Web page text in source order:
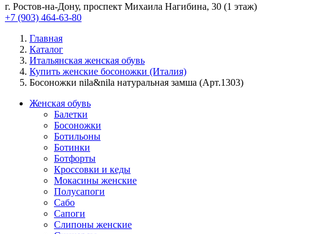
г. Ростов-на-Дону, проспект Михаила Нагибина, 30 (1 этаж)
+7 (903) 464-63-80
Главная
Каталог
Итальянская женская обувь
Купить женские босоножки (Италия)
Босоножки nila&nila натуральная замша (Арт.1303)
Женская обувь
Балетки
Босоножки
Ботильоны
Ботинки
Ботфорты
Кроссовки и кеды
Мокасины женские
Полусапоги
Сабо
Сапоги
Слипоны женские